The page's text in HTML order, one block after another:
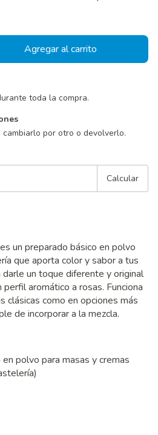
toda la compra.
por otro o devolverlo.
Calcular
un preparado básico en polvo
que aporta color y sabor a tus
darle un toque diferente y original
perfil aromático a rosas. Funciona
clásicas como en opciones más
de incorporar a la mezcla.
polvo para masas y cremas